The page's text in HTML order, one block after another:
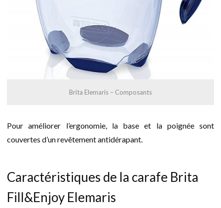
Brita Elemaris – Composants
Pour améliorer l’ergonomie, la base et la poignée sont
couvertes d’un revêtement antidérapant.
Caractéristiques de la carafe Brita
Fill&Enjoy Elemaris